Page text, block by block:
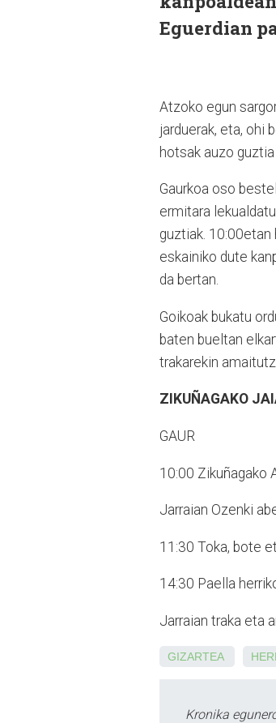
Eguerdian
Atzoko egun
jarduerak, eta, ohi
hotsak auzo
Gaurkoa oso
ermitara
guztiak.
eskainiko dute
da bertan.
Goikoak bukatu
baten bueltan
trakarekin
ZIKUÑAGAKO
GAUR
10:00 Zikuñagako
Jarraian Ozenki
11:30 Toka, bote
14:30 Paella
Jarraian traka eta
GIZARTEA
Kronika